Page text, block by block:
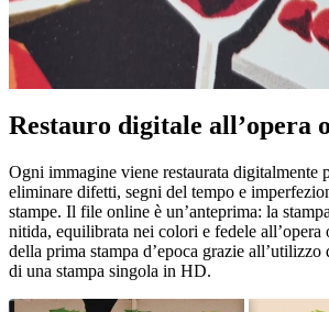
Restauro digitale all’opera
Ogni immagine viene restaurata digitalmente
eliminare difetti, segni del tempo e
stampe. Il file online è un’anteprima: la
nitida, equilibrata nei colori e fedele
della prima stampa d’epoca grazie
di una stampa singola in HD.